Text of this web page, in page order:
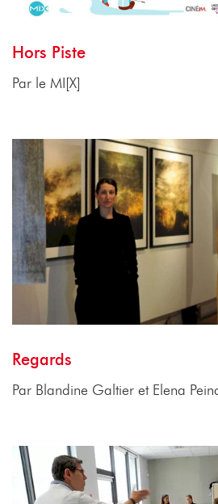
Hors Piste
Par le MI[X]
Regards
Par Blandine Galtier et Elena